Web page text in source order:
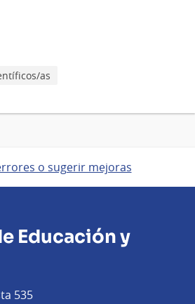
as
o sugerir mejoras
Educación y
535